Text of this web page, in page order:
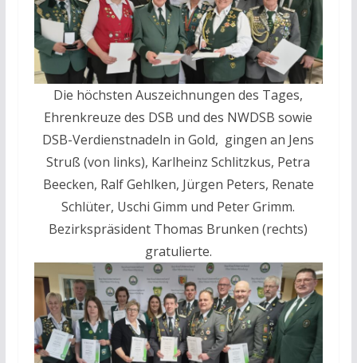
Die höchsten Auszeichnungen des Tages,
Ehrenkreuze des DSB und des NWDSB sowie
DSB-Verdienstnadeln in Gold, gingen an Jens
Struß (von links), Karlheinz Schlitzkus, Petra
Beecken, Ralf Gehlken, Jürgen Peters, Renate
Schlüter, Uschi Gimm und Peter Grimm.
Bezirkspräsident Thomas Brunken (rechts)
gratulierte.